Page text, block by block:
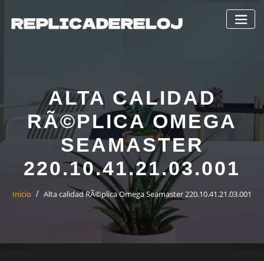
contenido
ALTA CALIDAD
RÃ©PLICA OMEGA
SEAMASTER
220.10.41.21.03.001
Inicio Alta calidad RÃ©plica Omega Seamaster 220.10.41.21.03.001